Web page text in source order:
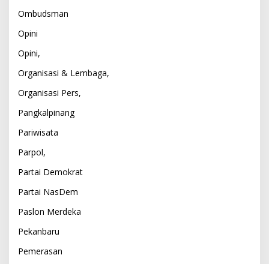
Ombudsman
Opini
Opini,
Organisasi & Lembaga,
Organisasi Pers,
Pangkalpinang
Pariwisata
Parpol,
Partai Demokrat
Partai NasDem
Paslon Merdeka
Pekanbaru
Pemerasan